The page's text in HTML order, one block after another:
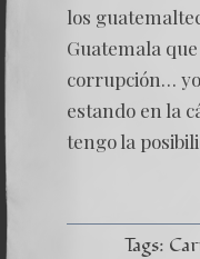
los
Guatemala
corrupción…
estando en la
tengo la
Tags: